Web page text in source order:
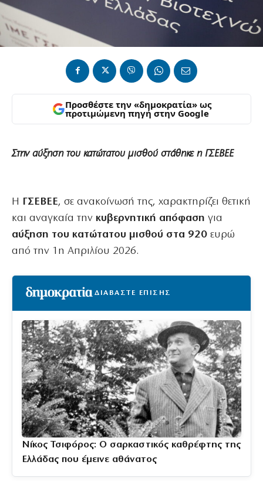
Προσθέστε την «δημοκρατία» ως
προτιμώμενη πηγή στην Google
Στην αύξηση του κατώτατου μισθού στάθηκε η ΓΣΕΒΕΕ
Η ΓΣΕΒΕΕ, σε ανακοίνωσή της, χαρακτηρίζει θετική
και αναγκαία την κυβερνητική απόφαση για
αύξηση του κατώτατου μισθού στα 920 ευρώ
από την 1η Απριλίου 2026.
ΔΙΑΒΑΣΤΕ ΕΠΙΣΗΣ
Νίκος Τσιφόρος: Ο σαρκαστικός καθρέφτης της
Ελλάδας που έμεινε αθάνατος